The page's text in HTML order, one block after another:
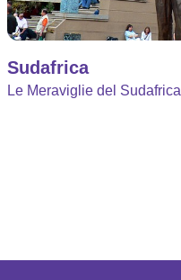
Sudafrica
Le Meraviglie del Sudafrica